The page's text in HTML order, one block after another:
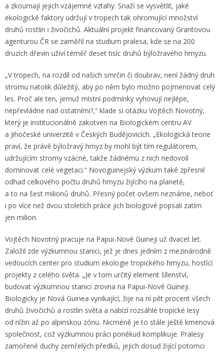
a zkoumají jejich vzájemné vztahy. Snaží se vysvětlit, jaké
ekologické faktory udržují v tropech tak ohromující množství
druhů rostlin i živočichů. Aktuální projekt financovaný Grantovou
agenturou ČR se zaměřil na studium pralesa, kde se na 200
druzích dřevin uživí téměř deset tisíc druhů býložravého hmyzu.
„V tropech, na rozdíl od našich smrčin či doubrav, není žádný druh
stromu natolik důležitý, aby po něm bylo možno pojmenovat celý
les. Proč ale ten, jemuž místní podmínky vyhovují nejlépe,
nepřevládne nad ostatními?,“ klade si otázku Vojtěch Novotný,
který je institucionálně zakotven na Biologickém centru AV
a Jihočeské univerzitě v Českých Budějovicích. „Ekologická teorie
praví, že právě býložravý hmyz by mohl být tím regulátorem,
udržujícím stromy vzácné, takže žádnému z nich nedovolí
dominovat celé vegetaci.“ Novoguinejský výzkum také zpřesnil
odhad celkového počtu druhů hmyzu žijícího na planetě,
a to na šest milionů druhů. Přesný počet ovšem neznáme, neboť
i po více než dvou stoletích práce jich biologové popsali zatím
jen milion.
Vojtěch Novotný pracuje na Papui-Nové Guineji už dvacet let.
Založil zde výzkumnou stanici, jež je dnes jedním z mezinárodně
vedoucích center pro studium ekologie tropického hmyzu, hostící
projekty z celého světa. „Je v tom určitý element šílenství,
budovat výzkumnou stanici zrovna na Papui-Nové Guineji.
Biologicky je Nová Guinea vynikající, žije na ní pět procent všech
druhů živočichů a rostlin světa a nabízí rozsáhlé tropické lesy
od nížin až po alpinskou zónu. Nicméně je to stále ještě kmenová
společnost, což výzkumnou práci poněkud komplikuje. Pralesy
zamořené duchy zemřelých předků, jejich dosud žijící potomci